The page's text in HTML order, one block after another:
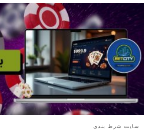
سایت شرط بندی